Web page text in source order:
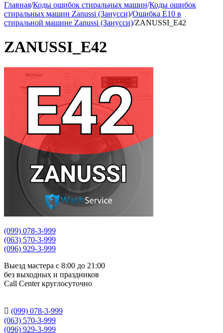
Главная/Коды ошибок стиральных машин/Коды ошибок
стиральных машин Zanussi (Занусси)/Ошибка E10 в
стиральной машине Zanussi (Занусси)/ZANUSSI_E42
ZANUSSI_E42
(099) 078-3-999
(063) 570-3-999
(096) 929-3-999
Выезд мастера с 8:00 до 21:00
без выходных и праздников
Сall Сenter круглосуточно
 (099) 078-3-999
(063) 570-3-999
(096) 929-3-999